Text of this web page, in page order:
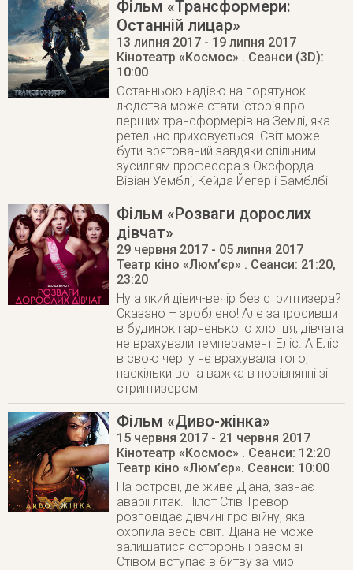
Фільм «Трансформери:
Останній лицар»
13 липня 2017 - 19 липня 2017
Кінотеатр «Космос» . Сеанси (3D):
10:00
Останньою надією на порятунок
людства може стати історія про
перших трансформерів на Землі, яка
ретельно приховується. Світ може
бути врятований завдяки спільним
зусиллям професора з Оксфорда
Вівіан Уемблі, Кейда Йегер і Бамблбі
Фільм «Розваги дорослих
дівчат»
29 червня 2017 - 05 липня 2017
Театр кіно «Люм’єр» . Сеанси: 21:20,
23:20
Ну а який дівич-вечір без стриптизера?
Сказано – зроблено! Але запросивши
в будинок гарненького хлопця, дівчата
не врахували темперамент Еліс. А Еліс
в свою чергу не врахувала того,
наскільки вона важка в порівнянні зі
стриптизером
Фільм «Диво-жінка»
15 червня 2017 - 21 червня 2017
Кінотеатр «Космос» . Сеанси: 12:20
Театр кіно «Люм’єр». Сеанси: 10:00
На острові, де живе Діана, зазнає
аварії літак. Пілот Стів Тревор
розповідає дівчині про війну, яка
охопила весь світ. Діана не може
залишатися осторонь і разом зі
Стівом вступає в битву за мир